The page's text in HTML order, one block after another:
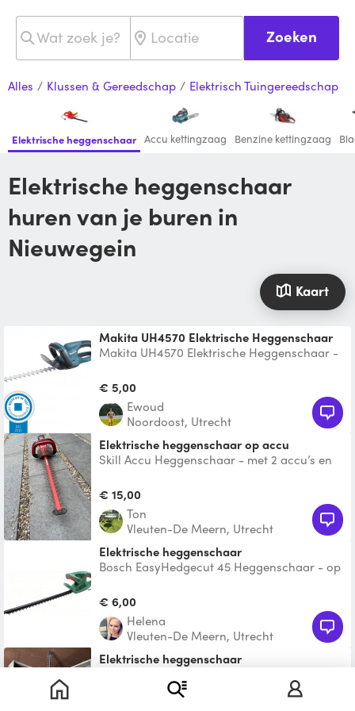
Zoeken
Alles / Klussen & Gereedschap / Elektrisch Tuingereedschap
Elektrische heggenschaar Accu kettingzaag Benzine kettingzaag
Elektrische heggenschaar
huren van je buren in
Nieuwegein
Kaart
Makita UH4570 Elektrische Heggenschaar
Makita UH4570 Elektrische Heggenschaar -
€ 5,00
Ewoud
Noordoost, Utrecht
Elektrische heggenschaar op accu
Skill Accu Heggenschaar - met 2 accu’s en
€ 15,00
Ton
Vleuten-De Meern, Utrecht
Elektrische heggenschaar
Bosch EasyHedgecut 45 Heggenschaar - op
heggenschaar heeft e
€ 6,00
Helena
Vleuten-De Meern, Utrecht
Elektrische heggenschaar